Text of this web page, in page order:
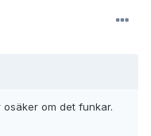
om det funkar.